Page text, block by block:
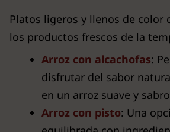
Platos ligeros y llenos de color
los productos frescos de la
Arroz con alcachofas:
disfrutar del sabor
en un arroz suave y
Arroz con pisto: Una